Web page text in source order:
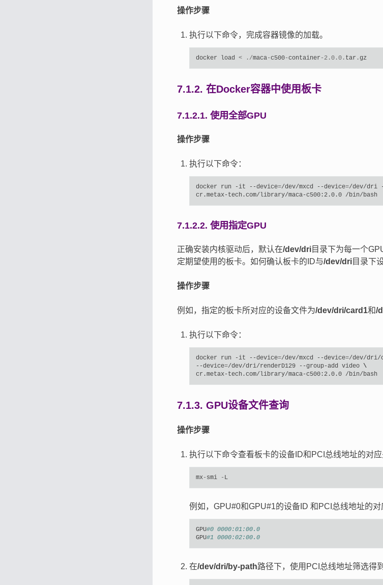
操作步骤
执行以下命令，完成容器镜像的加载。
docker load < ./maca-c500-container -2.0.0 . tar . gz
7.1.2. 在Docker容器中使用板卡
7.1.2.1. 使用全部GPU
操作步骤
执行以下命令：
docker run -it --device=/dev/mxcd --device=/dev/dri
cr.metax-tech.com/library/maca-c500:2.0.0
7.1.2.2. 使用指定GPU
正确安装内核驱动后，默认在/dev/dri目录下为每一个
定期望使用的板卡。如何确认板卡的ID与/dev/dri目录下
操作步骤
例如，指定的板卡所对应的设备文件为/dev/dri/card1和/
执行以下命令：
docker run -it --device=/dev/mxcd --device=/dev/dri/
--device=/dev/dri/renderD129 --group-add video \
cr.metax-tech.com/library/maca-c500:2.0.0
7.1.3. GPU设备文件查询
操作步骤
执行以下命令查看板卡的设备ID和PCI总线地址的对应
mx-smi -L
例如，GPU#0和GPU#1的设备ID 和PCI总线地址的对
GPU#0 0000:01:00.0
GPU#1 0000:02:00.0
在/dev/dri/by-path路径下，使用PCI总线地址筛选得